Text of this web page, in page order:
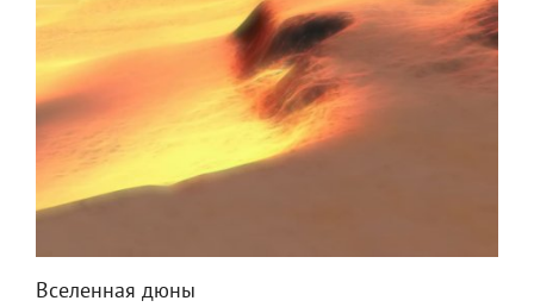
Вселенная дюны